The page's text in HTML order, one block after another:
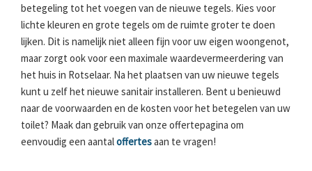
betegeling tot het voegen van de nieuwe tegels. Kies voor
lichte kleuren en grote tegels om de ruimte groter te doen
lijken. Dit is namelijk niet alleen fijn voor uw eigen woongenot,
maar zorgt ook voor een maximale waardevermeerdering van
het huis in Rotselaar. Na het plaatsen van uw nieuwe tegels
kunt u zelf het nieuwe sanitair installeren. Bent u benieuwd
naar de voorwaarden en de kosten voor het betegelen van uw
toilet? Maak dan gebruik van onze offertepagina om
eenvoudig een aantaloffertesaan te vragen!